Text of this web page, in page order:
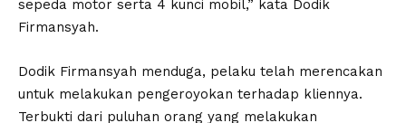
sepeda motor serta 4 kunci mobil,” kata Dodik
Firmansyah.
Dodik Firmansyah menduga, pelaku telah merencakan
untuk melakukan pengeroyokan terhadap kliennya.
Terbukti dari puluhan orang yang melakukan